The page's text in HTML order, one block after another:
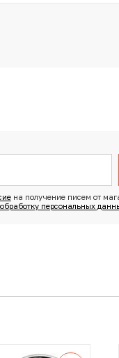
на получение писем от
персональных